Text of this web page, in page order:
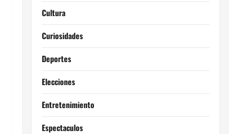
Cultura
Curiosidades
Deportes
Elecciones
Entretenimiento
Espectaculos